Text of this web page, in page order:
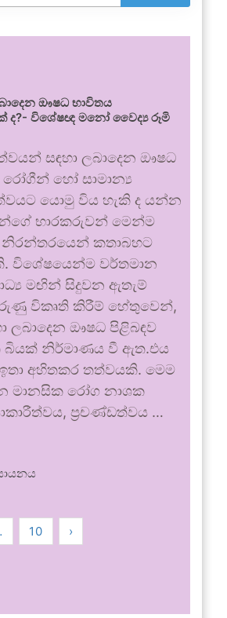
ඖෂධ භාවිතය
ද?- විශේෂඥ මනෝ වෛද්‍ය රූමි
සඳහා ලබාදෙන ඖෂධ
හෝ සාමාන්‍ය
යොමු විය හැකි ද යන්න
භාරකරුවන් මෙන්ම
නිරන්තරයෙන් කතාබහට
විශේෂයෙන්ම වර්තමාන
මඟින් සිදුවන ඇතැම්
විකෘති කිරීම් හේතුවෙන්,
ලබාදෙන ඖෂධ පිළිබඳව
බියක් නිර්මාණය වී ඇත.එය
අහිතකර තත්වයකි. මෙම
මානසික රෝග නාශක
ප්‍රචණ්ඩත්වය …
10 ›